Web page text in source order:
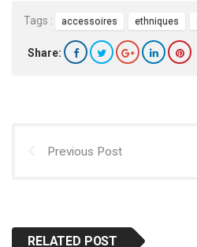
Tags : accessoires ethniques
Share:
Previous Post
RELATED POST